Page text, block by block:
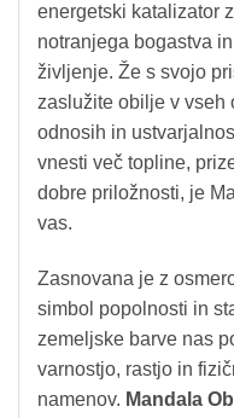
energetski katalizator
notranjega bogastva
življenje. Že s svojo
zaslužite obilje v vseh
odnosih in
vnesti več topline,
dobre priložnosti, je
vas.
Zasnovana je z
simbol popolnosti in
zemeljske barve nas
varnostjo, rastjo in
namenov. Mandala